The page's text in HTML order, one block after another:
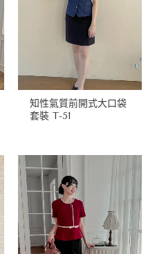
知性氣質前開式大口袋
套裝 T-51